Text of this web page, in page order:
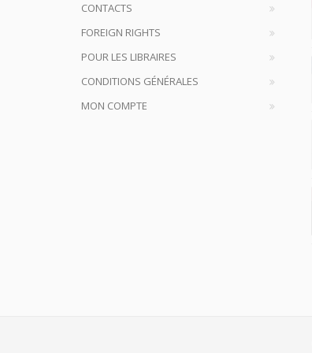
CONTACTS
FOREIGN RIGHTS
POUR LES LIBRAIRES
CONDITIONS GÉNÉRALES
MON COMPTE